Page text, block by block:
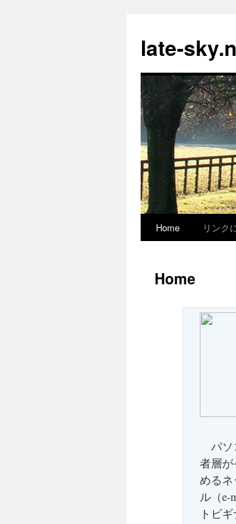
late-
Skip
content
Home リンク
Home
パソ
者層
める
ル（e-
トビ